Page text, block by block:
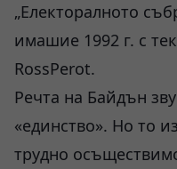
„Електоралното
имашие 1992 г. с
RossPerot.
Речта на Байдън
«единство». Но то
трудно